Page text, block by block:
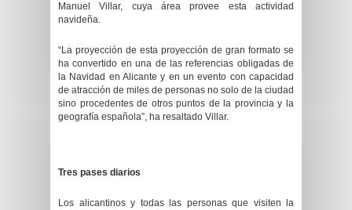
Manuel Villar, cuya área provee esta actividad
navideña.
“La proyección de esta proyección de gran formato se
ha convertido en una de las referencias obligadas de
la Navidad en Alicante y en un evento con capacidad
de atracción de miles de personas no solo de la ciudad
sino procedentes de otros puntos de la provincia y la
geografía española”, ha resaltado Villar.
Tres pases diarios
Los alicantinos y todas las personas que visiten la